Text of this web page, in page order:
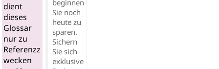
dient
dieses
Glossar
nur zu
Referenzz
wecken
beginnen
Sie noch
heute zu
sparen.
Sichern
Sie sich
exklusive